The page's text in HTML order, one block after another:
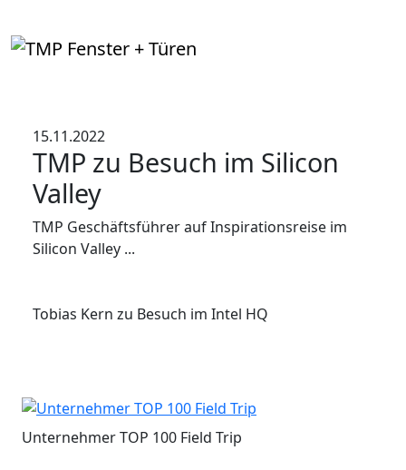
15.11.2022
TMP zu Besuch im Silicon
Valley
TMP Geschäftsführer auf Inspirationsreise im
Silicon Valley ...
Tobias Kern zu Besuch im Intel HQ
Unternehmer TOP 100 Field Trip